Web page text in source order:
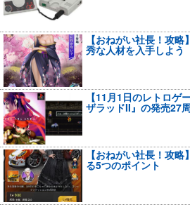
【おねがい社長！攻
秀な人材を入手しよう
【11月1日のレトロゲ
ザラッドII』の発売27
【おねがい社長！攻
る5つのポイント